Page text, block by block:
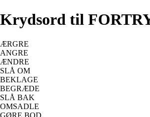
Krydsord til
ÆRGRE
ANGRE
ÆNDRE
SLÅ OM
BEKLAGE
BEGRÆDE
SLÅ BAK
OMSADLE
GØRE BOD